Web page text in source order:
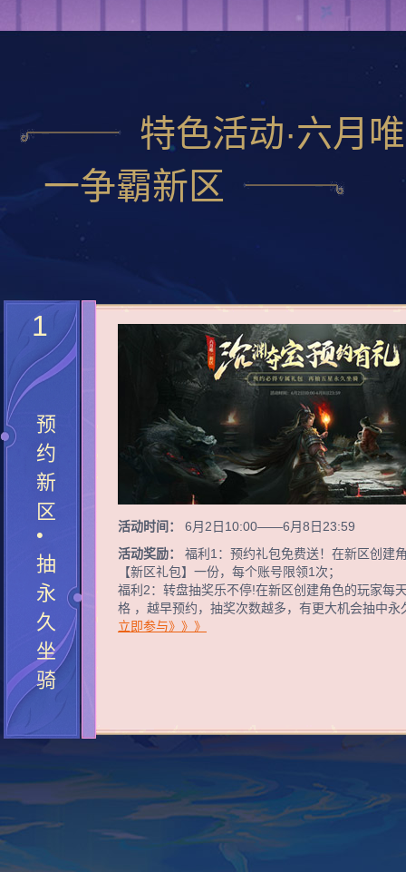
特色活动·六月唯
一争霸新区
1
预
约
新
区
•
抽
永
久
坐
骑
活动时间：
6月2日10:00——6月8日23:59
活动奖励：
福利1：预约礼包免费送！在新区创建
【新区礼包】一份，每个账号限领1次；
福利2：转盘抽奖乐不停!在新区创建角色的玩家每
格 ，越早预约，抽奖次数越多，有更大机会抽中永
立即参与》》》